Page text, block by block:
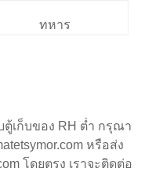
ทหาร
ตู้เก็บของ RH ต่ำ กรุณา
หรือส่ง
โดยตรง เราจะติดต่อ